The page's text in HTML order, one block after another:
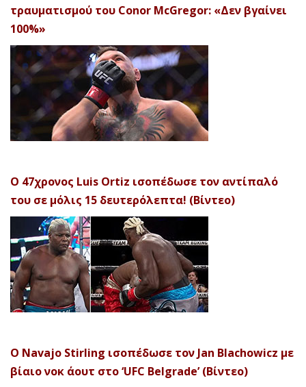
τραυματισμού του Conor McGregor: «Δεν βγαίνει
100%»
Ο 47χρονος Luis Ortiz ισοπέδωσε τον αντίπαλό
του σε μόλις 15 δευτερόλεπτα! (Βίντεο)
Ο Navajo Stirling ισοπέδωσε τον Jan Blachowicz με
βίαιο νοκ άουτ στο ‘UFC Belgrade’ (Βίντεο)